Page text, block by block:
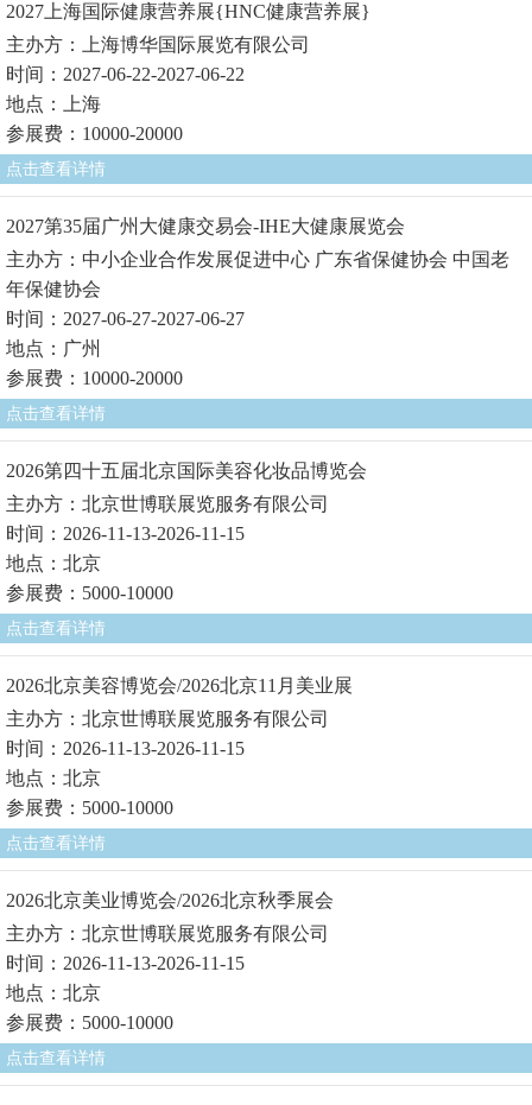
2027上海国际健康营养展{HNC健康营养展}
主办方：上海博华国际展览有限公司
时间：2027-06-22-2027-06-22
地点：上海
参展费：10000-20000
点击查看详情
2027第35届广州大健康交易会-IHE大健康展览会
主办方：中小企业合作发展促进中心 广东省保健协会 中国老
年保健协会
时间：2027-06-27-2027-06-27
地点：广州
参展费：10000-20000
点击查看详情
2026第四十五届北京国际美容化妆品博览会
主办方：北京世博联展览服务有限公司
时间：2026-11-13-2026-11-15
地点：北京
参展费：5000-10000
点击查看详情
2026北京美容博览会/2026北京11月美业展
主办方：北京世博联展览服务有限公司
时间：2026-11-13-2026-11-15
地点：北京
参展费：5000-10000
点击查看详情
2026北京美业博览会/2026北京秋季展会
主办方：北京世博联展览服务有限公司
时间：2026-11-13-2026-11-15
地点：北京
参展费：5000-10000
点击查看详情